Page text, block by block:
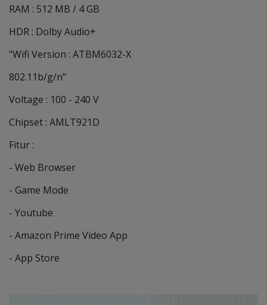
RAM : 512 MB / 4 GB
HDR : Dolby Audio+
"Wifi Version : ATBM6032-X
802.11b/g/n"
Voltage : 100 - 240 V
Chipset : AMLT921D
Fitur :
- Web Browser
- Game Mode
- Youtube
- Amazon Prime Video App
- App Store